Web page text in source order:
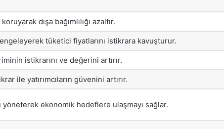
dışa bağımlılığı azaltır.
tüketici fiyatlarını istikrara kavuşturur.
istikrarını ve değerini artırır.
ile yatırımcıların güvenini artırır.
ekonomik hedeflere ulaşmayı sağlar.